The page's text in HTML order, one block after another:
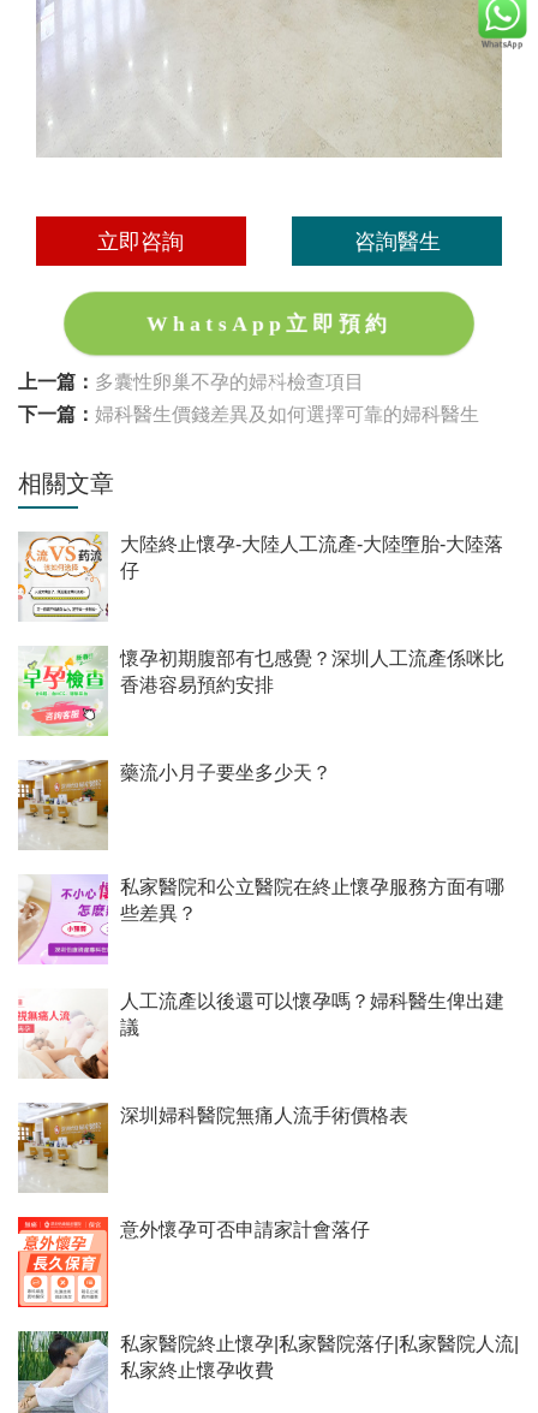
立即咨詢 咨詢醫生
WhatsApp立即預約
上一篇： 多囊性卵巢不孕的婦科檢查項目
下一篇： 婦科醫生價錢差異及如何選擇可靠的婦科醫生
相關文章
大陸終止懷孕-大陸人工流產-大陸墮胎-大陸落
仔
懷孕初期腹部有乜感覺？深圳人工流產係咪比
香港容易預約安排
藥流小月子要坐多少天？
私家醫院和公立醫院在終止懷孕服務方面有哪
些差異？
人工流產以後還可以懷孕嗎？婦科醫生俾出建
議
深圳婦科醫院無痛人流手術價格表
意外懷孕可否申請家計會落仔
私家醫院終止懷孕|私家醫院落仔|私家醫院人流|
私家終止懷孕收費